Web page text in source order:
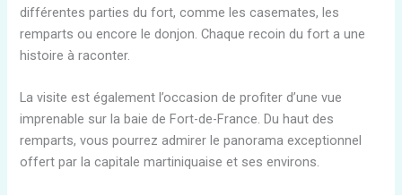
différentes parties du fort, comme les casemates, les
remparts ou encore le donjon. Chaque recoin du fort a une
histoire à raconter.
La visite est également l’occasion de profiter d’une vue
imprenable sur la baie de Fort-de-France. Du haut des
remparts, vous pourrez admirer le panorama exceptionnel
offert par la capitale martiniquaise et ses environs.